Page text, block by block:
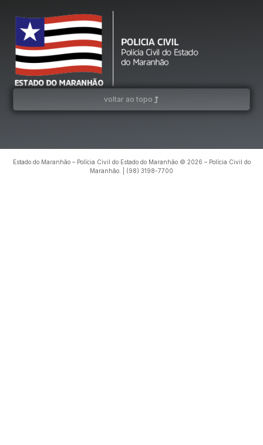
voltar ao topo
Estado do Maranhão – Polícia Civil do Estado do Maranhão © 2026 – Polícia Civil do
Maranhão. | (98) 3198-7700